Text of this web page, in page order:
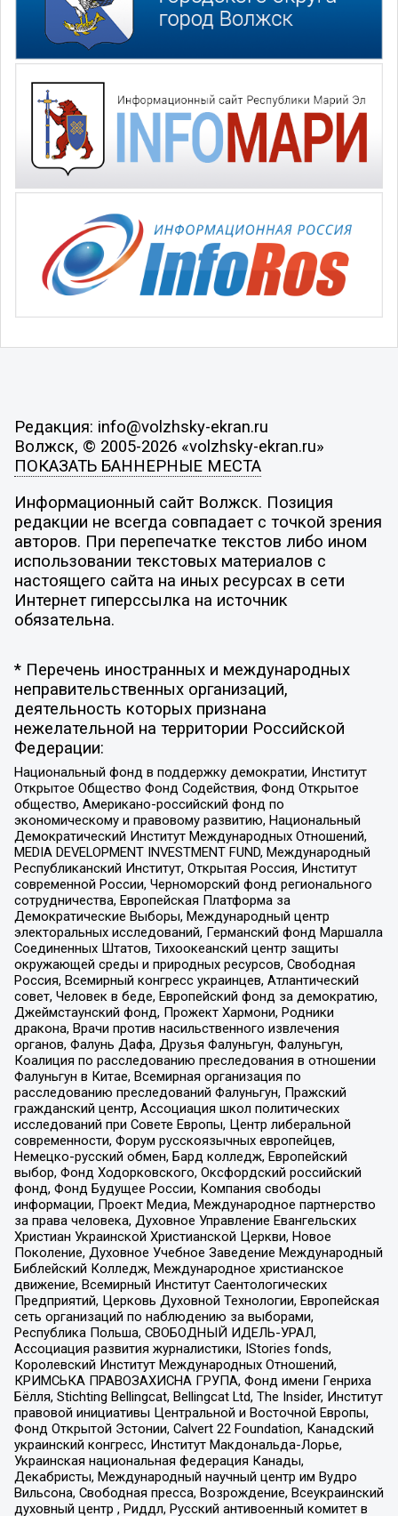
Редакция: info@volzhsky-ekran.ru
Волжск, © 2005-2026 «volzhsky-ekran.ru»
ПОКАЗАТЬ БАННЕРНЫЕ МЕСТА
Информационный сайт Волжск. Позиция
редакции не всегда совпадает с точкой зрения
авторов. При перепечатке текстов либо ином
использовании текстовых материалов с
настоящего сайта на иных ресурсах в сети
Интернет гиперссылка на источник
обязательна.
* Перечень иностранных и международных
неправительственных организаций,
деятельность которых признана
нежелательной на территории Российской
Федерации:
Национальный фонд в поддержку демократии, Институт
Открытое Общество Фонд Содействия, Фонд Открытое
общество, Американо-российский фонд по
экономическому и правовому развитию, Национальный
Демократический Институт Международных Отношений,
MEDIA DEVELOPMENT INVESTMENT FUND, Международный
Республиканский Институт, Открытая Россия, Институт
современной России, Черноморский фонд регионального
сотрудничества, Европейская Платформа за
Демократические Выборы, Международный центр
электоральных исследований, Германский фонд Маршалла
Соединенных Штатов, Тихоокеанский центр защиты
окружающей среды и природных ресурсов, Свободная
Россия, Всемирный конгресс украинцев, Атлантический
совет, Человек в беде, Европейский фонд за демократию,
Джеймстаунский фонд, Прожект Хармони, Родники
дракона, Врачи против насильственного извлечения
органов, Фалунь Дафа, Друзья Фалуньгун, Фалуньгун,
Коалиция по расследованию преследования в отношении
Фалуньгун в Китае, Всемирная организация по
расследованию преследований Фалуньгун, Пражский
гражданский центр, Ассоциация школ политических
исследований при Совете Европы, Центр либеральной
современности, Форум русскоязычных европейцев,
Немецко-русский обмен, Бард колледж, Европейский
выбор, Фонд Ходорковского, Оксфордский российский
фонд, Фонд Будущее России, Компания свободы
информации, Проект Медиа, Международное партнерство
за права человека, Духовное Управление Евангельских
Христиан Украинской Христианской Церкви, Новое
Поколение, Духовное Учебное Заведение Международный
Библейский Колледж, Международное христианское
движение, Всемирный Институт Саентологических
Предприятий, Церковь Духовной Технологии, Европейская
сеть организаций по наблюдению за выборами,
Республика Польша, СВОБОДНЫЙ ИДЕЛЬ-УРАЛ,
Ассоциация развития журналистики, IStories fonds,
Королевский Институт Международных Отношений,
КРИМСЬКА ПРАВОЗАХИСНА ГРУПА, Фонд имени Генриха
Бёлля, Stichting Bellingcat, Bellingcat Ltd, The Insider, Институт
правовой инициативы Центральной и Восточной Европы,
Фонд Открытой Эстонии, Calvert 22 Foundation, Канадский
украинский конгресс, Институт Макдональда-Лорье,
Украинская национальная федерация Канады,
Декабристы, Международный научный центр им Вудро
Вильсона, Свободная пресса, Возрождение, Всеукраинский
духовный центр , Риддл, Русский антивоенный комитет в